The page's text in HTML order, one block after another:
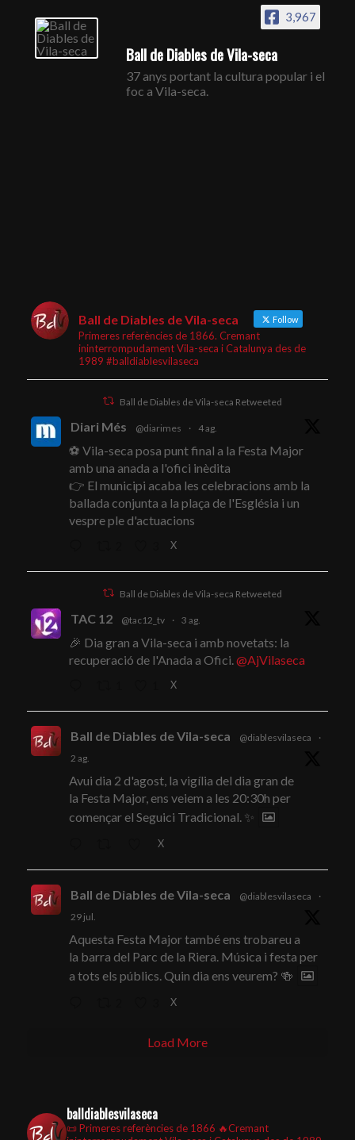
3,967
Ball de Diables de Vila-seca
37 anys portant la cultura popular i el
foc a Vila-seca.
Ball de Diables de Vila-seca Follow
Primeres referències de 1866. Cremant
ininterrompudament Vila-seca i Catalunya des de
1989 #balldiablesvilaseca
Ball de Diables de Vila-seca Retweeted
Diari Més @diarimes · 4 ag.
⚽ Vila-seca posa punt final a la Festa Major
amb una anada a l'ofici inèdita
👉 El municipi acaba les celebracions amb la
ballada conjunta a la plaça de l'Església i un
vespre ple d'actuacions
X
Ball de Diables de Vila-seca Retweeted
TAC 12 @tac12_tv · 3 ag.
🎉 Dia gran a Vila-seca i amb novetats: la
recuperació de l'Anada a Ofici. @AjVilaseca
X
Ball de Diables de Vila-seca @diablesvilaseca
·
2 ag.
Avui dia 2 d'agost, la vigília del dia gran de
la Festa Major, ens veiem a les 20:30h per
començar el Seguici Tradicional. ✨
X
Ball de Diables de Vila-seca @diablesvilaseca
·
29 jul.
Aquesta Festa Major també ens trobareu a
la barra del Parc de la Riera. Música i festa per
a tots els públics. Quin dia ens veurem? 🍻
X
Load More
balldiablesvilaseca
📜 Primeres referències de 1866 🔥Cremant